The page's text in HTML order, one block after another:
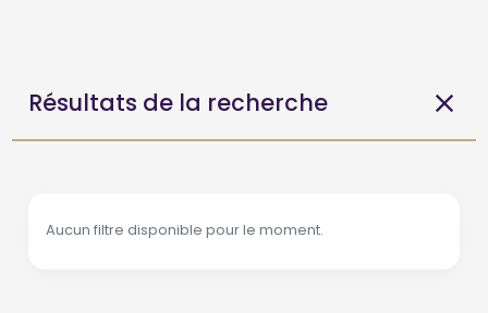
Résultats de la recherche
Aucun filtre disponible pour le moment.